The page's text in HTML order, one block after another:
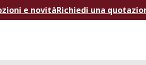
e novitàRichiedi una